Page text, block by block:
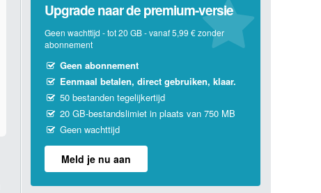
Upgrade naar de premium-versie
Geen wachttijd - tot 20 GB - vanaf 5,99 € zonder
abonnement
Geen abonnement
Eenmaal betalen, direct gebruiken, klaar.
50 bestanden tegelijkertijd
20 GB-bestandslimiet in plaats van 750 MB
Geen wachttijd
Meld je nu aan